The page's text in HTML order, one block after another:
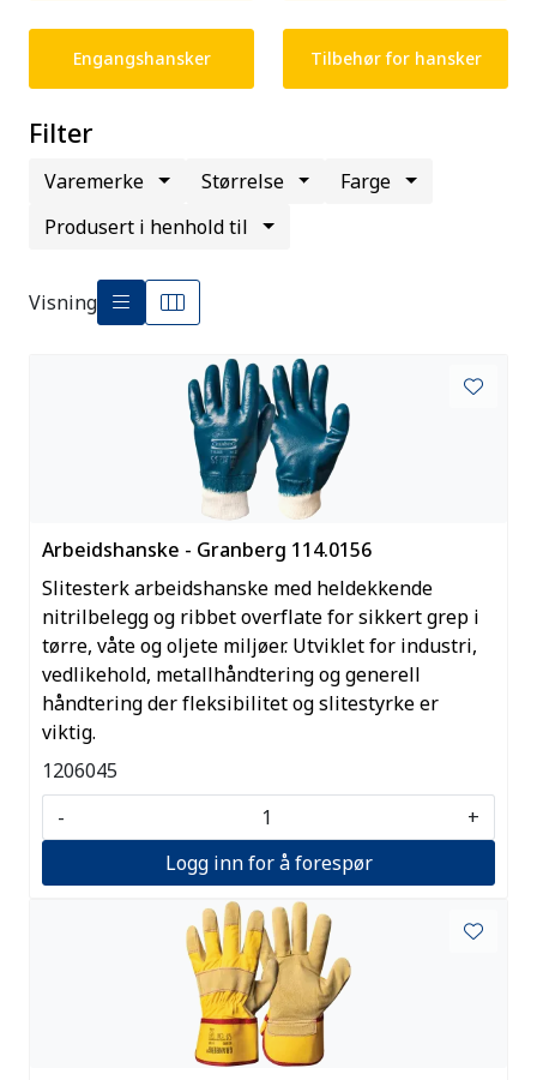
Engangshansker Tilbehør for hansker
Filter
Varemerke Størrelse
Farge
Produsert i henhold til
Visning
Arbeidshanske - Granberg 114.0156
Slitesterk arbeidshanske med heldekkende
nitrilbelegg og ribbet overflate for sikkert grep i
tørre, våte og oljete miljøer. Utviklet for industri,
vedlikehold, metallhåndtering og generell
håndtering der fleksibilitet og slitestyrke er
viktig.
1206045
-
+
Logg inn for å forespør